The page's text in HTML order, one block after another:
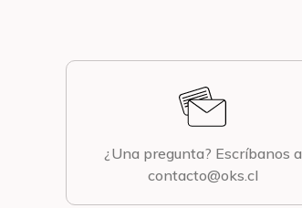
¿Una pregunta? Escríbanos a
contacto@oks.cl